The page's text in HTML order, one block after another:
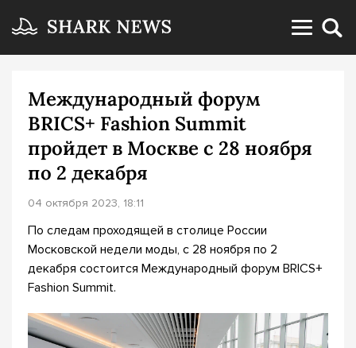
Международный форум
BRICS+ Fashion Summit
пройдет в Москве с 28 ноября
по 2 декабря
04 октября 2023, 18:11
По следам проходящей в столице России
Московской недели моды, с 28 ноября по 2
декабря состоится Международный форум BRICS+
Fashion Summit.